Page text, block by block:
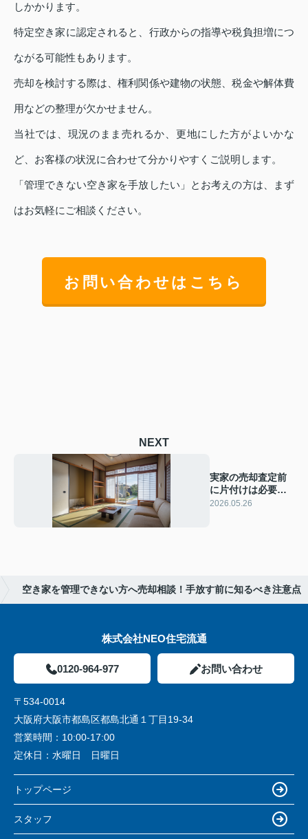
しかかります。
特定空き家に認定されると、行政からの指導や税負担増につ
ながる可能性もあります。
売却を検討する際は、権利関係や建物の状態、税金や解体費
用などの整理が欠かせません。
当社では、現況のまま売れるか、更地にした方がよいかな
ど、お客様の状況に合わせて分かりやすくご説明します。
「管理できない空き家を手放したい」とお考えの方は、まず
はお気軽にご相談ください。
お問い合わせはこちら
NEXT
実家の売却査定前
に片付けは必要？
方法と進め方を不
2026.05.26
空き家を管理できない方へ売却相談！手放す前に知るべき注意点
株式会社NEO住宅流通
0120-964-977 お問い合わせ
〒534-0014
大阪府大阪市都島区都島北通１丁目19-34
営業時間： 10:00-17:00
定休日： 水曜日 日曜日
トップページ
スタッフ